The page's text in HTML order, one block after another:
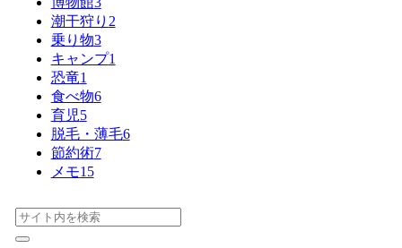
潮干狩り 2
乗り物3
キャンプ1
恐竜1
食べ物6
育児5
脱毛・薄毛6
節約術7
メモ15